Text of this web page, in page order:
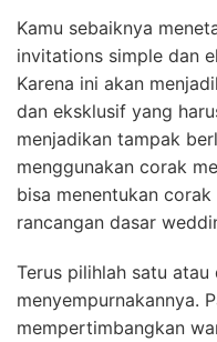
Kamu sebaiknya
invitations simple dan
Karena ini akan
dan eksklusif yang
menjadikan tampak
menggunakan corak
bisa menentukan
rancangan dasar
Terus pilihlah satu
menyempurnakannya.
mempertimbangkan